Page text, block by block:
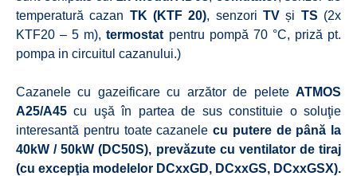
temperatură cazan TK (KTF 20), senzoriTV și TS (2x
KTF20 – 5 m),termostat pentru pompă 70 °C, priză pt.
pompa in circuitul cazanului.)
Cazanele cu gazeificare cu arzător de pelete ATMOS
A25/A45 cu uşă în partea de sus constituie o soluţie
interesantă pentru toate cazanele cu putere de până la
40kW / 50kW (DC50S), prevăzute cu ventilator de tiraj
(cu excepţia modelelor DCxxGD, DCxxGS, DCxxGSX).